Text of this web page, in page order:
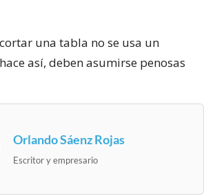
una tabla no se usa un
así, deben asumirse penosas
Orlando Sáenz Rojas
Escritor y empresario